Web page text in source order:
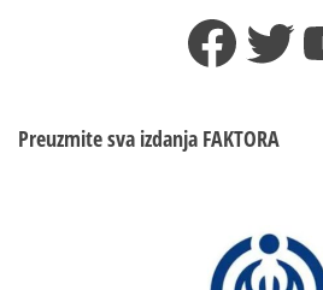
Preuzmite sva izdanja FAKTORA